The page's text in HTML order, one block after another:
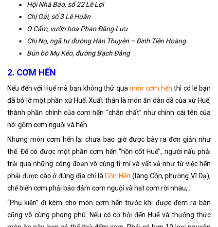
Hội Nhà Báo, số 22 Lê Lợi
Chị Gái, số 3 Lê Huân
O Cẩm, vườn hoa Phan Đăng Lưu
Chị Nọ, ngã tư đường Hàn Thuyên – Đinh Tiên Hoàng
Bún bò Mụ Kéo, đường Bạch Đằng
2. CƠM HẾN
Nếu đến với Huế mà bạn không thử quamón cơm hến thì có lẽ bạn
đã bỏ lỡ một phần xứ Huế. Xuất thân là món ăn dân dã của xứ Huế,
thành phần chính của cơm hến “chân chất” như chính cái tên của
nó: gồm cơm nguội và hến.
Nhưng món cơm hến lại chưa bao giờ được bày ra đơn giản như
thế. Để có được một phần cơm hến “hồn cốt Huế”, người nấu phải
trải qua những công đoạn vô cùng tỉ mỉ và vất vả như từ việc hến
phải được cào ở đúng địa chỉ làCồn Hến (làng Cồn, phường Vĩ Dạ),
chế biến cơm phải bảo đảm cơm nguội và hạt cơm rời nhau,…
“Phụ kiện” đi kèm cho món cơm hến trước khi được đem ra bàn
cũng vô cùng phong phú. Nếu có cơ hội đến Huế và thưởng thức